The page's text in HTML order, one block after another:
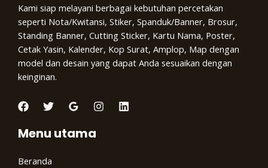
Kami siap melayani berbagai kebutuhan percetakan
seperti Nota/Kwitansi, Stiker, Spanduk/Banner, Brosur,
Standing Banner, Cutting Sticker, Kartu Nama, Poster,
Cetak Yasin, Kalender, Kop Surat, Amplop, Map dengan
model dan desain yang dapat Anda sesuaikan dengan
keinginan.
Menu utama
Beranda